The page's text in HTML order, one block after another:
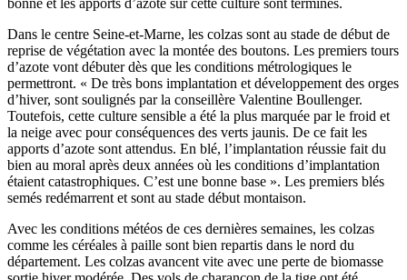
bonne et les apports d’azote sur cette culture sont terminés.
Dans le centre Seine-et-Marne, les colzas sont au stade de début de
reprise de végétation avec la montée des boutons. Les premiers tours
d’azote vont débuter dès que les conditions métrologiques le
permettront. « De très bons implantation et développement des orges
d’hiver, sont soulignés par la conseillère Valentine Boullenger.
Toutefois, cette culture sensible a été la plus marquée par le froid et
la neige avec pour conséquences des verts jaunis. De ce fait les
apports d’azote sont attendus. En blé, l’implantation réussie fait du
bien au moral après deux années où les conditions d’implantation
étaient catastrophiques. C’est une bonne base ». Les premiers blés
semés redémarrent et sont au stade début montaison.
Avec les conditions météos de ces dernières semaines, les colzas
comme les céréales à paille sont bien repartis dans le nord du
département. Les colzas avancent vite avec une perte de biomasse